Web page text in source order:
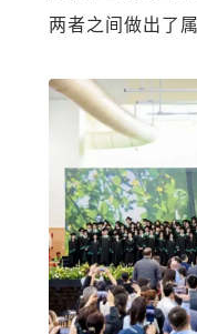
两者之间做出了